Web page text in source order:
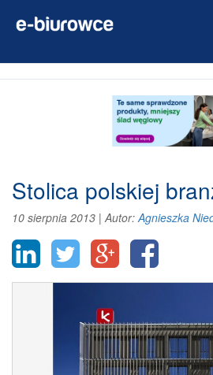
Stolica polskiej
10 sierpnia 2013 |Autor:Agnieszka